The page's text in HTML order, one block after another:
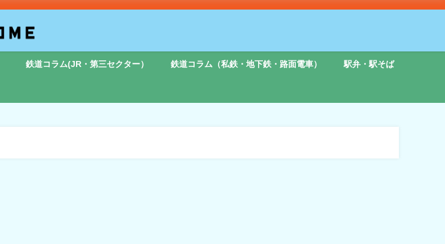
鉄道コラム(JR・第三セクター） 鉄道コラム（私鉄・地下鉄・路面電車） 駅弁・駅そば